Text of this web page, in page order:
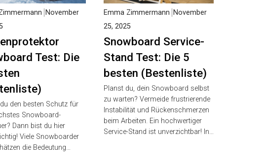
Test: Die
November
den besten Schutz für
Snowboard-
Dann bist du hier
Snowboard Service-
Stand Test: Die 5
besten (Bestenliste)
Emma Zimmermann November
25, 2025
Planst du, dein Snowboard selbst
zu warten? Vermeide frustrierende
Instabilität und Rückenschmerzen